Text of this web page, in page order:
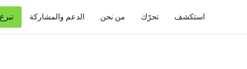
استكشف تحرّك من نحن الدعم والمشاركة تبرع